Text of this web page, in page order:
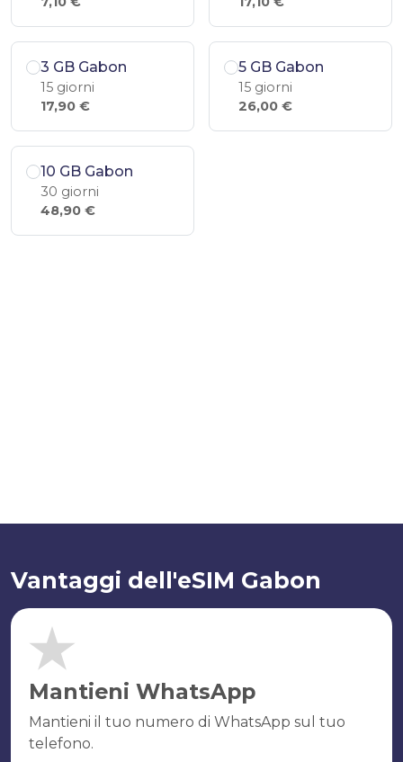
3 GB Gabon
15 giorni
17,90 €
5 GB Gabon
15 giorni
26,00 €
10 GB Gabon
30 giorni
48,90 €
Vantaggi dell'eSIM Gabon
Mantieni WhatsApp
Mantieni il tuo numero di WhatsApp sul tuo
telefono.